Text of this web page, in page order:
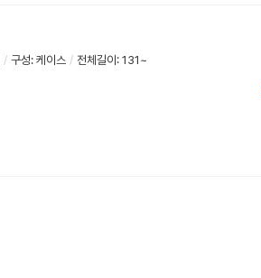
/ 구성: 케이스 / 전체길이: 131~